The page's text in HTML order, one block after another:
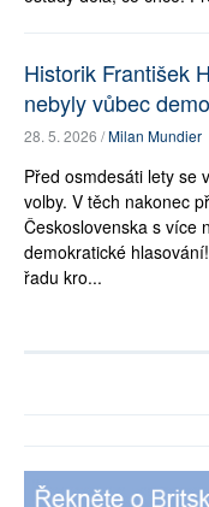
Historik František
nebyly vůbec
28. 5. 2026 /Milan Mundier
Před osmdesáti lety se
volby. V těch nakonec
Československa s více
demokratické
řadu kro...